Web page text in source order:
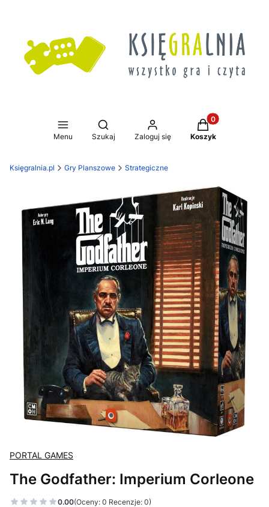
Menu
Otwórz wyszukiwarkę
Szukaj Zaloguj się
Produkty w
Koszyk
Księgralnia.pl Gry Planszowe Strategiczne
PORTAL GAMES
The Godfather: Imperium Corleone
0.00(Oceny: 0 Recenzje: 0)